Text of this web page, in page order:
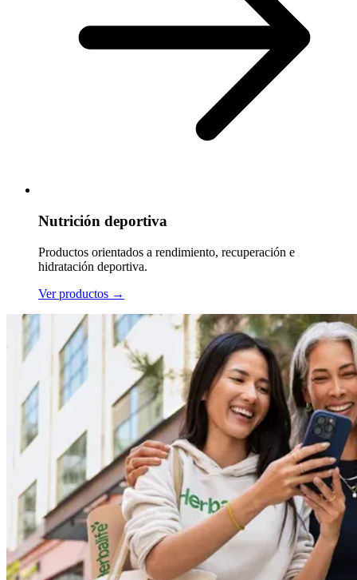
Nutrición deportiva
Productos orientados a rendimiento, recuperación e
hidratación deportiva.
Ver productos →